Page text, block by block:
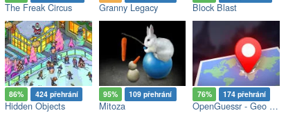
The Freak Circus Granny Legacy Block Blast
86% 424 přehrání
Hidden Objects
95% 109 přehrání
Mitoza
76% 174 přehrání
OpenGuessr - Geo Guessing